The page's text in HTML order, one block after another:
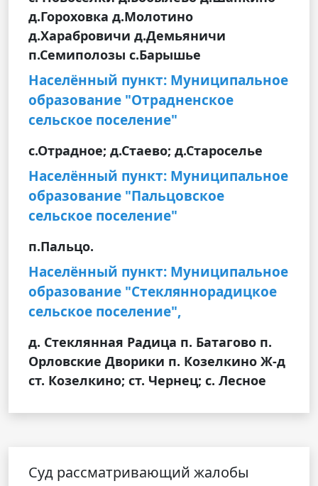
д.Гороховка д.Молотино
д.Харабровичи д.Демьяничи
п.Семиполозы с.Барышье
Населённый пункт: Муниципальное
образование "Отрадненское
сельское поселение"
с.Отрадное; д.Стаево; д.Староселье
Населённый пункт: Муниципальное
образование "Пальцовское
сельское поселение"
п.Пальцо.
Населённый пункт: Муниципальное
образование "Стекляннорадицкое
сельское поселение",
д. Стеклянная Радица п. Батагово п.
Орловские Дворики п. Козелкино Ж-д
ст. Козелкино; ст. Чернец; с. Лесное
Cуд рассматривающий жалобы